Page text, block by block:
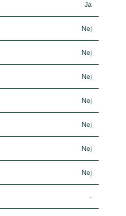
Ja
Nej
Nej
Nej
Nej
Nej
Nej
Nej
-